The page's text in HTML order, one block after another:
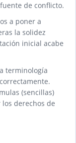
de conflicto.
a poner a
la solidez
inicial acabe
terminología
(sencillas)
derechos de